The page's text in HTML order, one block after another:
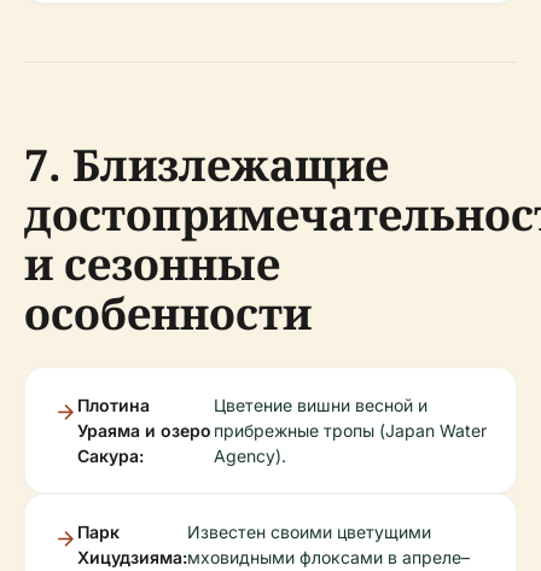
7. Близлежащие
и сезонные
особенности
Плотина
Ураяма и озеро
Сакура:
Цветение вишни весной и
прибрежные тропы (Japan Water
Agency).
Парк
Хицудзияма:
Известен своими цветущими
мховидными флоксами в апреле–